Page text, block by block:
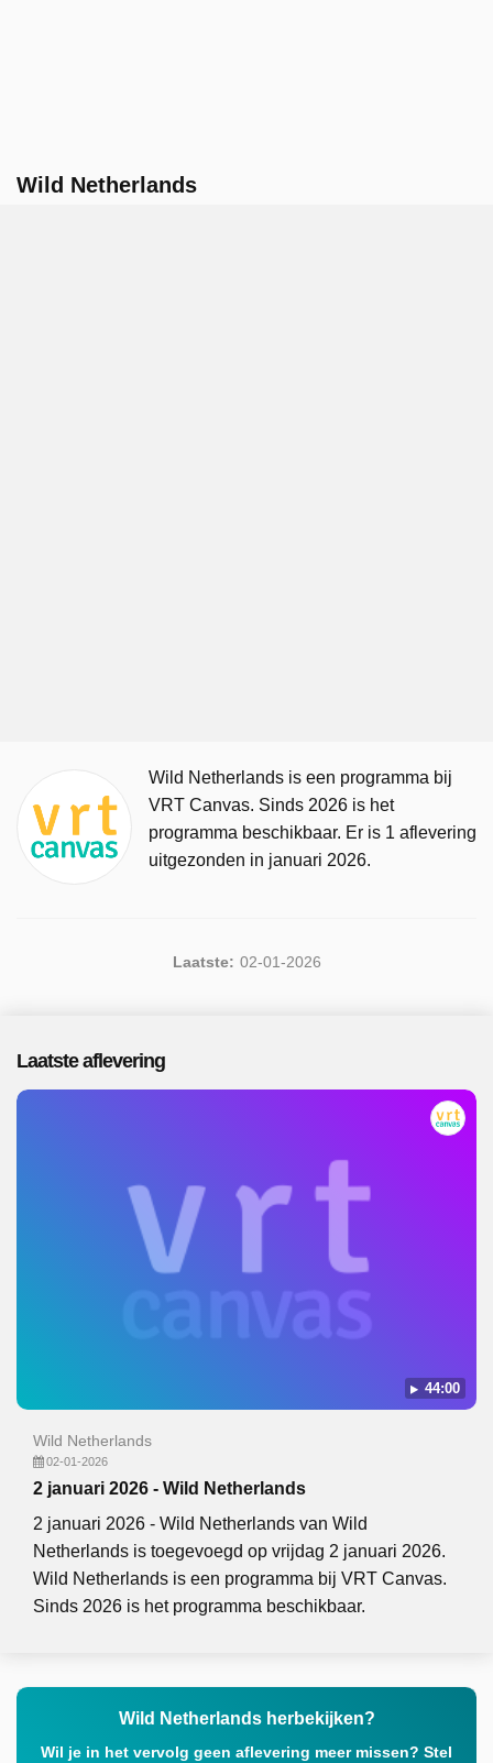
Wild Netherlands
Wild Netherlands is een programma bij
VRT Canvas. Sinds 2026 is het
programma beschikbaar. Er is 1 aflevering
uitgezonden in januari 2026.
Laatste: 02-01-2026
Laatste aflevering
44:00
Wild Netherlands
02-01-2026
2 januari 2026 - Wild Netherlands
2 januari 2026 - Wild Netherlands van Wild
Netherlands is toegevoegd op vrijdag 2 januari 2026.
Wild Netherlands is een programma bij VRT Canvas.
Sinds 2026 is het programma beschikbaar.
Wild Netherlands herbekijken?
Wil je in het vervolg geen aflevering meer missen? Stel